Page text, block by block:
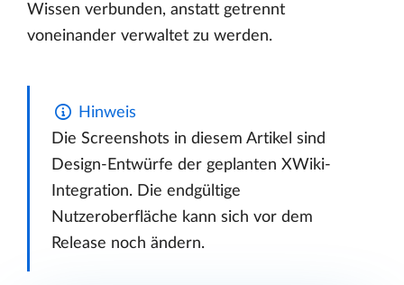
Wissen verbunden, anstatt getrennt
voneinander verwaltet zu werden.
Hinweis
Die Screenshots in diesem Artikel sind
Design-Entwürfe der geplanten XWiki-
Integration. Die endgültige
Nutzeroberfläche kann sich vor dem
Release noch ändern.